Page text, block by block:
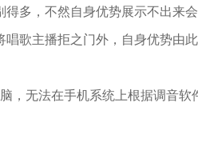
得多，不然自身优势展示不出来
唱歌主播拒之门外，自身优势由
，无法在手机系统上根据调音软